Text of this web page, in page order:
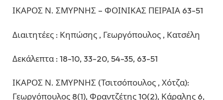
ΙΚΑΡΟΣ Ν. ΣΜΥΡΝΗΣ – ΦΟΙΝΙΚΑΣ ΠΕΙΡΑΙΑ 63-51
Διαιτητέες : Κηπώσης , Γεωργόπουλος , Κατσέλη
Δεκάλεπτα : 18-10, 33-20, 54-35, 63-51
ΙΚΑΡΟΣ Ν. ΣΜΥΡΝΗΣ (Τσιτσόπουλος , Χότζα):
Γεωργόπουλος 8(1), Φραντζέτης 10(2), Κάραλης 6,